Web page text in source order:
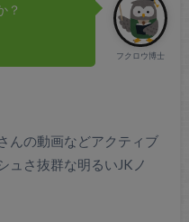
フクロウ博士
？
んの動画などアクティブ
ュさ抜群な明るいJKノ